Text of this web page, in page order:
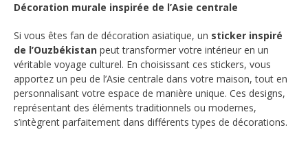
Décoration murale inspirée de l’Asie centrale
Si vous êtes fan de décoration asiatique, un sticker inspiré
de l’Ouzbékistan peut transformer votre intérieur en un
véritable voyage culturel. En choisissant ces stickers, vous
apportez un peu de l’Asie centrale dans votre maison, tout en
personnalisant votre espace de manière unique. Ces designs,
représentant des éléments traditionnels ou modernes,
s’intègrent parfaitement dans différents types de décorations.